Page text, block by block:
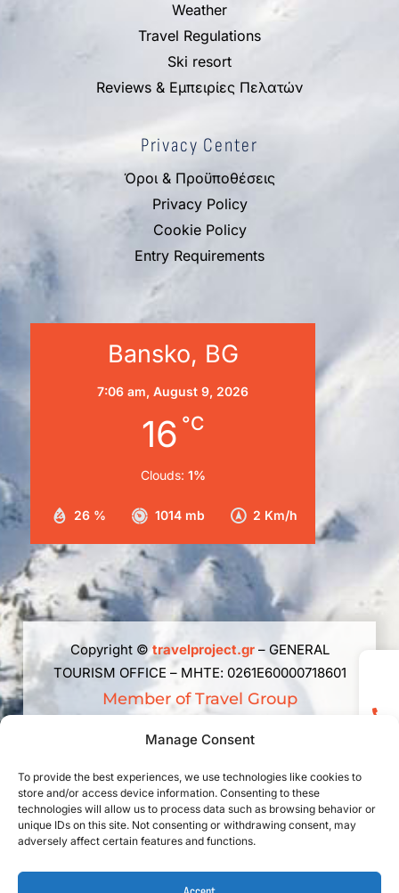
Manage Consent
To provide the best experiences, we use technologies like cookies to
store and/or access device information. Consenting to these
technologies will allow us to process data such as browsing behavior or
unique IDs on this site. Not consenting or withdrawing consent, may
adversely affect certain features and functions.
Weather
Travel Regulations
Ski resort
Reviews & Εμπειρίες Πελατών
Privacy Center
Όροι & Προϋποθέσεις
Privacy Policy
Cookie Policy
Entry Requirements
Bansko, BG
7:06 am,August 9, 2026
16 °C
26 % 1014 mb 2 Km/h
Clouds: 1%
Copyright ©travelproject.gr– GENERAL
TOURISM OFFICE – ΜΗΤΕ: 0261Ε60000718601
Member of Travel Group
summary or paraphrase or adaptation of the
content of this web site in any way, electronic,
mechanical, photocopying, recording or
otherwise, without prior written permission is
prohibited. Law 2121/1993 and rules of